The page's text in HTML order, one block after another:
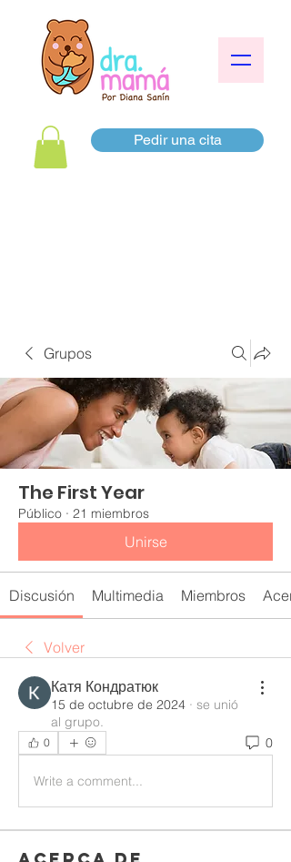
Pedir una cita
Grupos
The First Year
Público · 21 miembros
Unirse
Discusión Multimedia Miembros
Volver
Катя Кондратюк
15 de octubre de 2024 · se unió
al grupo.
0 0
Write a comment...